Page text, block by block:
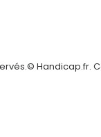
Handicap.fr.